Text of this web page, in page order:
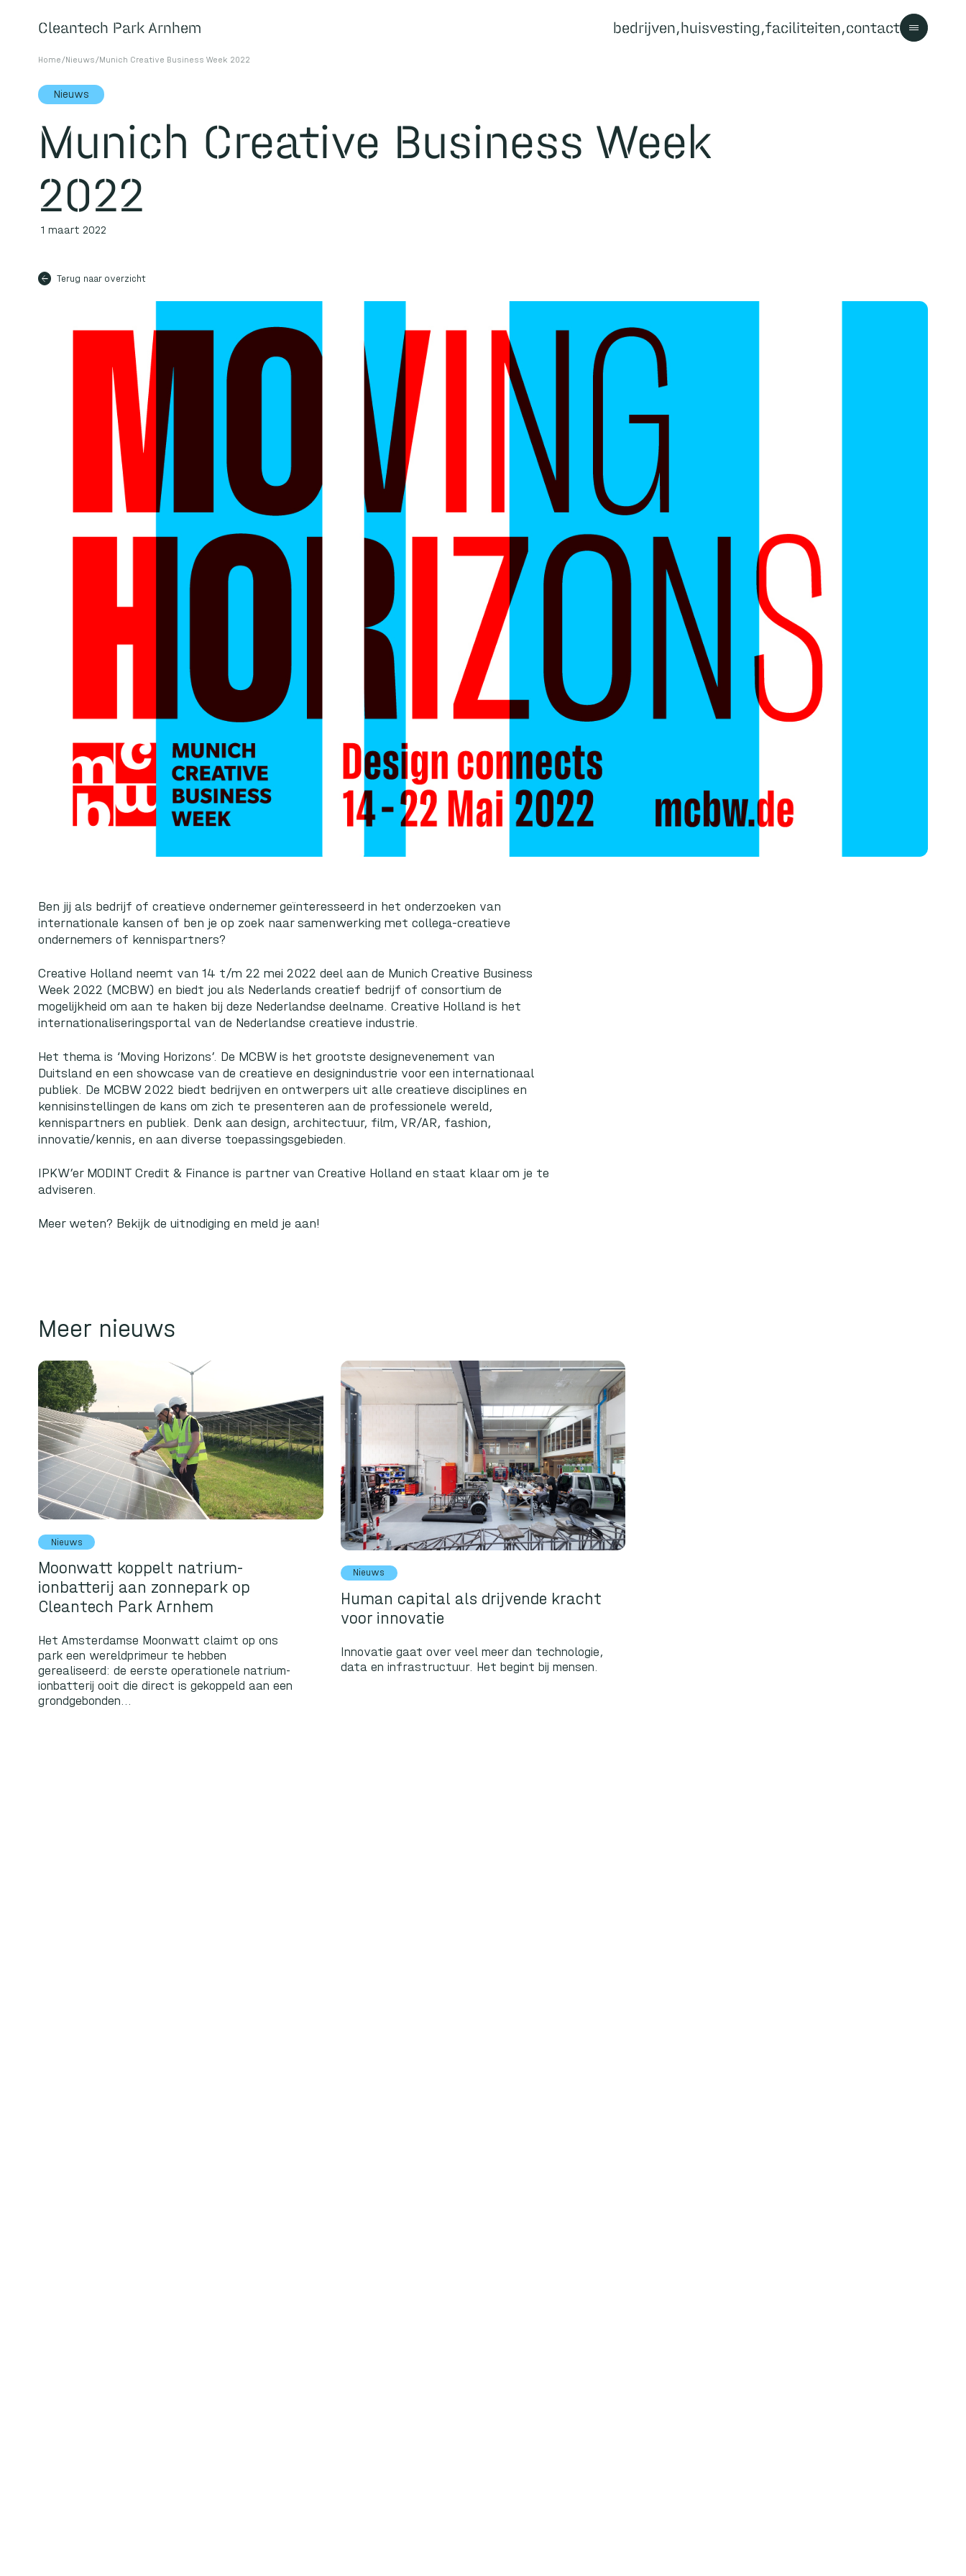
Cleantech Park Arnhem bedrijven huisvesting faciliteiten contact
Home/Nieuws/Munich Creative Business Week 2022
Nieuws
Munich Creative Business Week
2022
1 maart 2022
arrow_back Terug naar overzicht
Ben jij als bedrijf of creatieve ondernemer geïnteresseerd in het onderzoeken van
internationale kansen of ben je op zoek naar samenwerking met collega-creatieve
ondernemers of kennispartners?
Creative Holland neemt van 14 t/m 22 mei 2022 deel aan de Munich Creative Business
Week 2022 (MCBW) en biedt jou als Nederlands creatief bedrijf of consortium de
mogelijkheid om aan te haken bij deze Nederlandse deelname. Creative Holland is het
internationaliseringsportal van de Nederlandse creatieve industrie.
Het thema is ‘Moving Horizons’. De MCBW is het grootste designevenement van
Duitsland en een showcase van de creatieve en designindustrie voor een internationaal
publiek. De MCBW 2022 biedt bedrijven en ontwerpers uit alle creatieve disciplines en
kennisinstellingen de kans om zich te presenteren aan de professionele wereld,
kennispartners en publiek. Denk aan design, architectuur, film, VR/AR, fashion,
innovatie/kennis, en aan diverse toepassingsgebieden.
IPKW’er MODINT Credit & Finance is partner van Creative Holland en staat klaar om je te
adviseren.
Meer weten? Bekijk de uitnodiging en meld je aan!
Meer nieuws
Nieuws
Moonwatt koppelt natrium-
ionbatterij aan zonnepark op
Cleantech Park Arnhem
Het Amsterdamse Moonwatt claimt op ons
park een wereldprimeur te hebben
gerealiseerd: de eerste operationele natrium-
ionbatterij ooit die direct is gekoppeld aan een
grondgebonden...
Nieuws
Human capital als drijvende kracht
voor innovatie
Innovatie gaat over veel meer dan technologie,
data en infrastructuur. Het begint bij mensen.
Cleantech Park Arnhem
Over
Home
Huisvesting
Faciliteiten
Ecosysteem
Vacatures
Contact